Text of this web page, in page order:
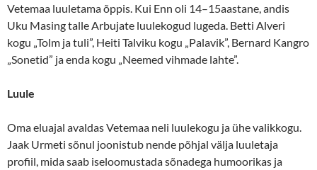
Vetemaa luuletama õppis. Kui Enn oli 14–15aastane, andis
Uku Masing talle Arbujate luulekogud lugeda. Betti Alveri
kogu „Tolm ja tuli”, Heiti Talviku kogu „Palavik”, Bernard Kangro
„Sonetid” ja enda kogu „Neemed vihmade lahte”.
Luule
Oma eluajal avaldas Vetemaa neli luulekogu ja ühe valikkogu.
Jaak Urmeti sõnul joonistub nende põhjal välja luuletaja
profiil, mida saab iseloomustada sõnadega humoorikas ja